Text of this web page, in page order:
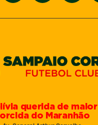
querida de maior
do Maranhão